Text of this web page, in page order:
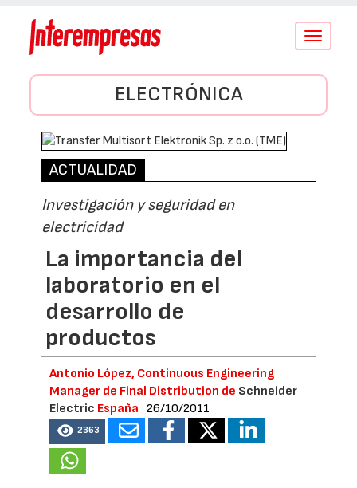
Conmutar
ELECTRÓNICA
ACTUALIDAD
Investigación y seguridad en
electricidad
La importancia del
laboratorio en el
desarrollo de
productos
Antonio López, Continuous Engineering
Manager de Final Distribution de Schneider
Electric España 26/10/2011
2363